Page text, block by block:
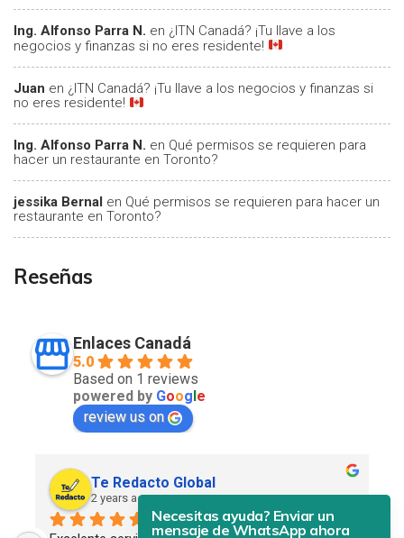
Ing. Alfonso Parra N. en ¿ITN Canadá? ¡Tu llave a los
negocios y finanzas si no eres residente!
Juan en ¿ITN Canadá? ¡Tu llave a los negocios y finanzas si
no eres residente!
Ing. Alfonso Parra N. en Qué permisos se requieren para
hacer un restaurante en Toronto?
jessika Bernal en Qué permisos se requieren para hacer un
restaurante en Toronto?
Reseñas
Enlaces Canadá
5.0
Based on 1 reviews
powered by Google
review us on
Te Redacto Global
2 years ago
Necesitas ayuda? Enviar un
mensaje de WhatsApp ahora